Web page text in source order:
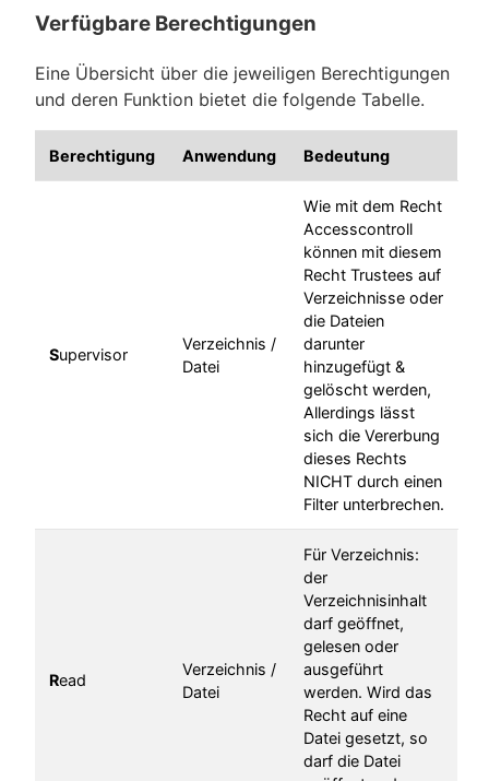
Verfügbare Berechtigungen
Eine Übersicht über die jeweiligen Berechtigungen
und deren Funktion bietet die folgende Tabelle.
Berechtigung Anwendung Bedeutung
Supervisor
Verzeichnis /
Datei
Wie mit dem Recht
Accesscontroll
können mit diesem
Recht Trustees auf
Verzeichnisse oder
die Dateien
darunter
hinzugefügt &
gelöscht werden,
Allerdings lässt
sich die Vererbung
dieses Rechts
NICHT durch einen
Filter unterbrechen.
Read
Verzeichnis /
Datei
Für Verzeichnis:
der
Verzeichnisinhalt
darf geöffnet,
gelesen oder
ausgeführt
werden. Wird das
Recht auf eine
Datei gesetzt, so
darf die Datei